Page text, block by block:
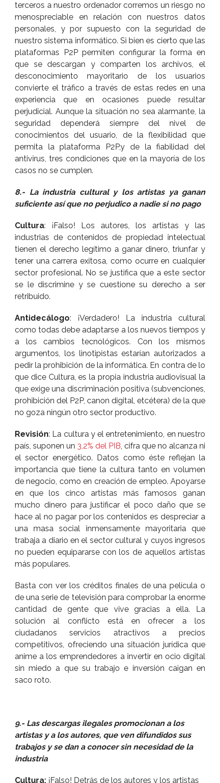
terceros a nuestro ordenador corremos un riesgo no
menospreciable en relación con nuestros datos
personales, y por supuesto con la seguridad de
nuestro sistema informático. Si bien es cierto que las
plataformas P2P permiten configurar la forma en
que se descargan y comparten los archivos, el
desconocimiento mayoritario de los usuarios
convierte el tráfico a través de estas redes en una
experiencia que en ocasiones puede resultar
perjudicial. Aunque la situación no sea alarmante, la
seguridad dependerá siempre del nivel de
conocimientos del usuario, de la flexibilidad que
permita la plataforma P2P,y de la fiabilidad del
antivirus, tres condiciones que en la mayorí­a de los
casos no se cumplen.
8.- La industria cultural y los artistas ya ganan
suficiente así­ que no perjudico a nadie si no pago
Cultura: ¡Falso! Los autores, los artistas y las
industrias de contenidos de propiedad intelectual
tienen el derecho legí­timo a ganar dinero, triunfar y
tener una carrera exitosa, como ocurre en cualquier
sector profesional. No se justifica que a este sector
se le discrimine y se cuestione su derecho a ser
retribuido.
Antidecálogo: ¡Verdadero! La industria cultural
como todas debe adaptarse a los nuevos tiempos y
a los cambios tecnológicos. Con los mismos
argumentos, los linotipistas estarí­an autorizados a
pedir la prohibición de la informática. En contra de lo
que dice Cultura, es la propia industria audiovisual la
que exige una discriminación positiva (subvenciones,
prohibición del P2P, canon digital, etcétera) de la que
no goza ningún otro sector productivo.
Revisión: La cultura y el entretenimiento, en nuestro
paí­s, suponen un 3,2% del PIB, cifra que no alcanza ni
el sector energético. Datos como éste reflejan la
importancia que tiene la cultura tanto en volumen
de negocio, como en creación de empleo. Apoyarse
en que los cinco artistas más famosos ganan
mucho dinero para justificar el poco daño que se
hace al no pagar por los contenidos es despreciar a
una masa social inmensamente mayoritaria que
trabaja a diario en el sector cultural y cuyos ingresos
no pueden equipararse con los de aquellos artistas
más populares.
Basta con ver los créditos finales de una pelí­cula o
de una serie de televisión para comprobar la enorme
cantidad de gente que vive gracias a ella. La
solución al conflicto está en ofrecer a los
ciudadanos servicios atractivos a precios
competitivos, ofreciendo una situación jurí­dica que
anime a los emprendedores a invertir en ocio digital
sin miedo a que su trabajo e inversión caigan en
saco roto.
9.- Las descargas ilegales promocionan a los
artistas y a los autores, que ven difundidos sus
trabajos y se dan a conocer sin necesidad de la
industria
Cultura: ¡Falso! Detrás de los autores y los artistas